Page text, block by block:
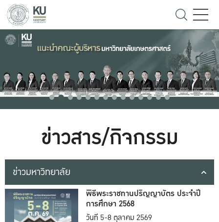
ข่าวสาร/กิจกรรม
ข่าวมหาวิทยาลัย
พิธีพระราชทานปริญญาบัตร ประจำปี
การศึกษา 2568
วันที่ 5-8 ตุลาคม 2569